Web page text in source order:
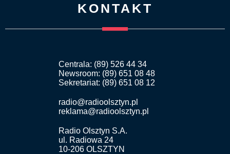
KONTAKT
Centrala: (89) 526 44 34
Newsroom: (89) 651 08 48
Sekretariat: (89) 651 08 12
radio@radioolsztyn.pl
reklama@radioolsztyn.pl
Radio Olsztyn S.A.
ul. Radiowa 24
10-206 OLSZTYN